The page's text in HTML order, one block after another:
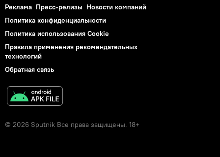
Реклама Пресс-релизы Новости компаний
Политика конфиденциальности
Политика использования Cookie
Правила применения рекомендательных
технологий
Обратная связь
© 2026 Sputnik Все права защищены. 18+